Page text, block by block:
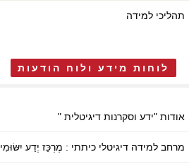
תהליכי למידה
לוחות מידע ולוח הודעות
אודות "ידע וסקרנות דיגיטלית "
מרחב למידה דיגיטלי כיתתי : מֶרְכַּז יֶדַע יִשּׂוּמִי